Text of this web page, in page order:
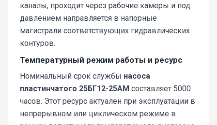
каналы, проходит через рабочие камеры и под
давлением направляется в напорные
магистрали соответствующих гидравлических
контуров.
Температурный режим работы и ресурс
Номинальный срок службы насоса
пластинчатого 25БГ12-25АМ составляет 5000
часов. Этот ресурс актуален при эксплуатации в
непрерывном или циклическом режиме в